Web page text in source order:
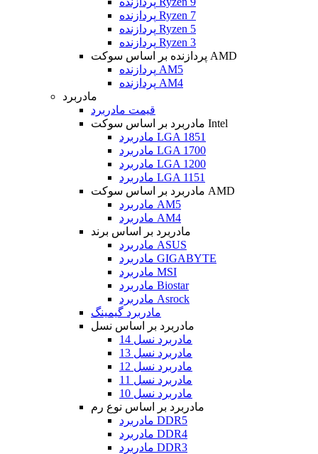
پردازنده Ryzen 7
پردازنده Ryzen 5
پردازنده Ryzen 3
پردازنده بر اساس سوکت AMD
پردازنده AM5
پردازنده AM4
مادربرد
قیمت مادربرد
مادربرد بر اساس سوکت Intel
مادربرد LGA 1851
مادربرد LGA 1700
مادربرد LGA 1200
مادربرد LGA 1151
مادربرد بر اساس سوکت AMD
مادربرد AM5
مادربرد AM4
مادربرد بر اساس برند
مادربرد ASUS
مادربرد GIGABYTE
مادربرد MSI
مادربرد Biostar
مادربرد Asrock
مادربرد گیمینگ
مادربرد بر اساس نسل
مادربرد نسل 14
مادربرد نسل 13
مادربرد نسل 12
مادربرد نسل 11
مادربرد نسل 10
مادربرد بر اساس نوع رم
مادربرد DDR5
مادربرد DDR4
مادربرد DDR3